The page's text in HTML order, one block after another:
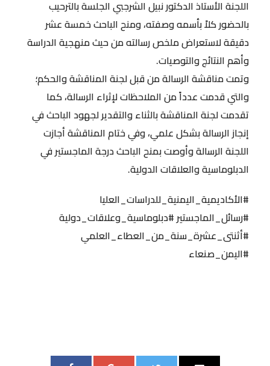
اللجنة الأستاذ الدكتور نبيل الشرجبي الجلسة بالترحيب
بالحضور كلاً بأسمه وصفته، ومنح الباحث خمسة عشر
دقيقة لاستعراض ملخص رسالته من حيث منهجية الدراسة
وأهم النتائج والتوصيات.
وتمت مناقشة الرسالة من قبل لجنة المناقشة والحكم؛
والتي قدمت عدداً من الملاحظات لإثراء الرسالة، كما
تقدمت لجنة المناقشة بالثناء والتقدير لجهود الباحث في
إنجاز الرسالة بشكل علمي، وفي ختام المناقشة أجازت
اللجنة الرسالة وأوصت بمنح الباحث درجة الماجستير في
الدبلوماسية والعلاقات الدولية.
#الأكاديمية_اليمنية_للدراسات_العليا
#رسائل_الماجستير#دبلوماسية_وعلاقات_دولية
#أثنتى_عشرة_سنة_من_العطاء_العلمي
#اليمن_صنعاء